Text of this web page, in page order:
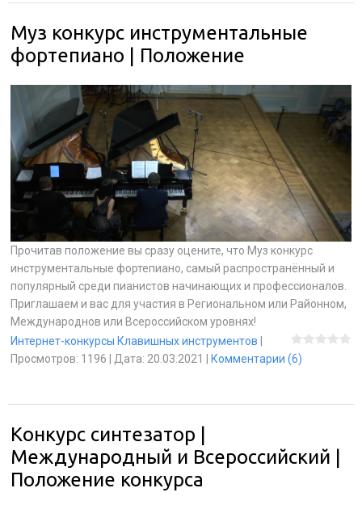
Муз конкурс инструментальные
фортепиано | Положение
Прочитав положение вы сразу оцените, что Муз конкурс
инструментальные фортепиано, самый распространённый и
популярный среди пианистов начинающих и профессионалов.
Приглашаем и вас для участия в Региональном или Районном,
Международнов или Всероссийском уровнях!
Интернет-конкурсы Клавишных инструментов
Просмотров: 1196 Дата: 20.03.2021 Комментарии (6)
Конкурс синтезатор |
Международный и Всероссийский |
Положение конкурса